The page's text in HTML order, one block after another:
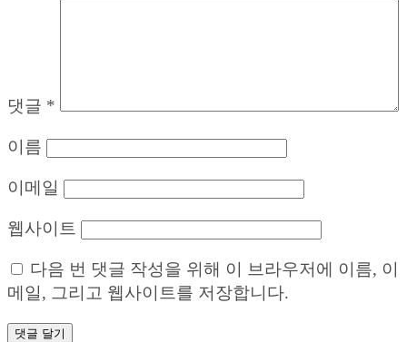
댓글 *
이름
이메일
웹사이트
다음 번 댓글 작성을 위해 이 브라우저에 이름, 이
메일, 그리고 웹사이트를 저장합니다.